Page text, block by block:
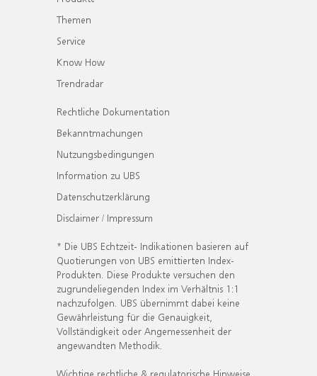
Themen
Service
Know How
Trendradar
Rechtliche Dokumentation
Bekanntmachungen
Nutzungsbedingungen
Information zu UBS
Datenschutzerklärung
Disclaimer / Impressum
* Die UBS Echtzeit- Indikationen basieren auf
Quotierungen von UBS emittierten Index-
Produkten. Diese Produkte versuchen den
zugrundeliegenden Index im Verhältnis 1:1
nachzufolgen. UBS übernimmt dabei keine
Gewährleistung für die Genauigkeit,
Vollständigkeit oder Angemessenheit der
angewandten Methodik.